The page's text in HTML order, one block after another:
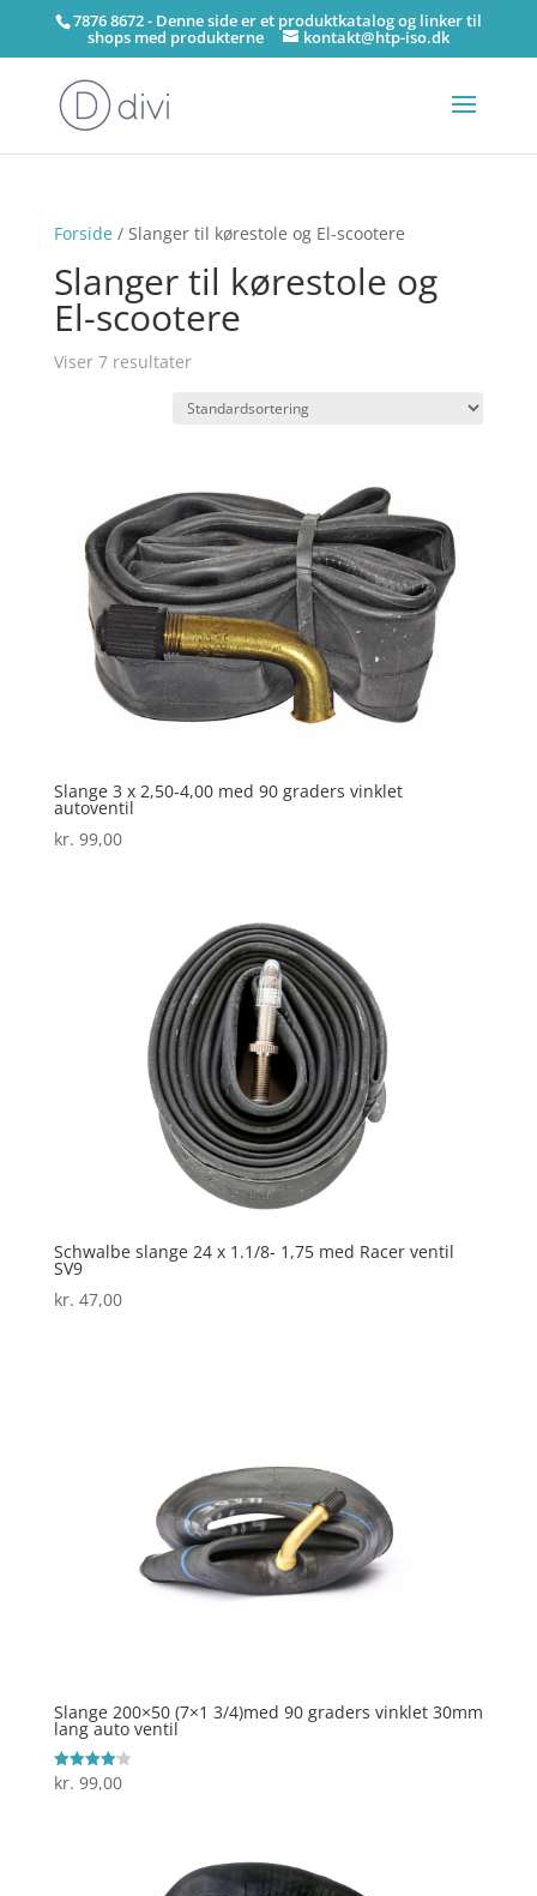
7876 8672 - Denne side er et produktkatalog og linker til
shops med produkterne kontakt@htp-iso.dk
Forside/ Slanger til kørestole og El-scootere
Slanger til kørestole og
El-scootere
Viser 7 resultater
Slange 3 x 2,50-4,00 med 90 graders vinklet
autoventil
kr. 99,00
Schwalbe slange 24 x 1.1/8- 1,75 med Racer ventil
SV9
kr. 47,00
Slange 200×50 (7×1 3/4)med 90 graders vinklet 30mm
lang auto ventil
Vurderet
4.1
kr. 99,00